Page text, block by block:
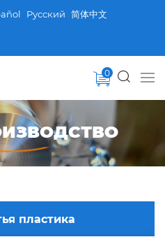
Pусский 简体中文
0
пластика